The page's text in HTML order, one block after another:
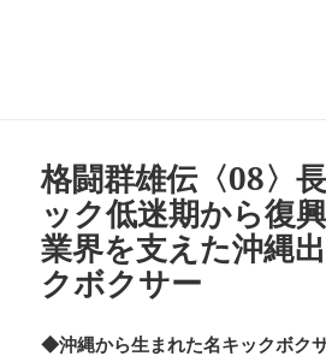
格闘群雄伝〈08〉
ック低迷期から復
業界を支えた沖縄
クボクサー
◆沖縄から生まれた名キックボク